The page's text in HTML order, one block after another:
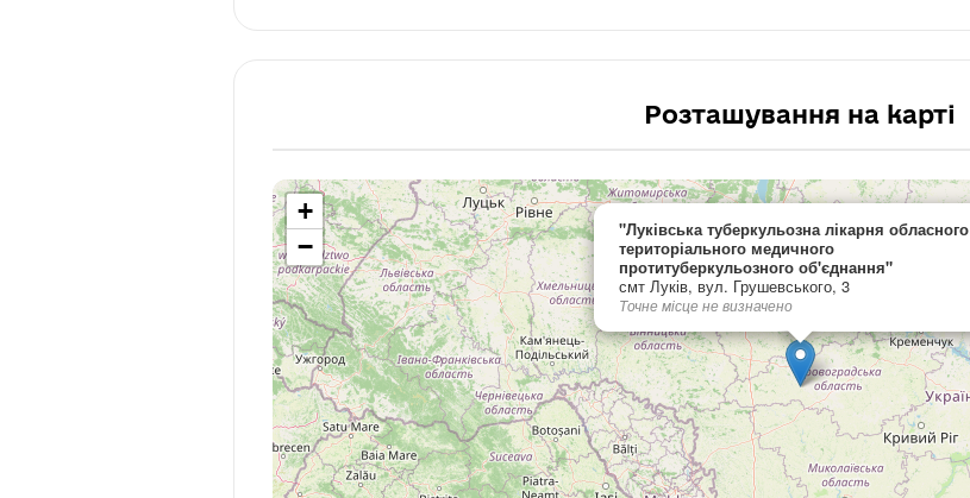
Розташування на карті
"Луківська туберкульозна лікарня обласного
територіального медичного
протитуберкульозного об'єднання"
смт Луків, вул. Грушевського, 3
Точне місце не визначено
+
−